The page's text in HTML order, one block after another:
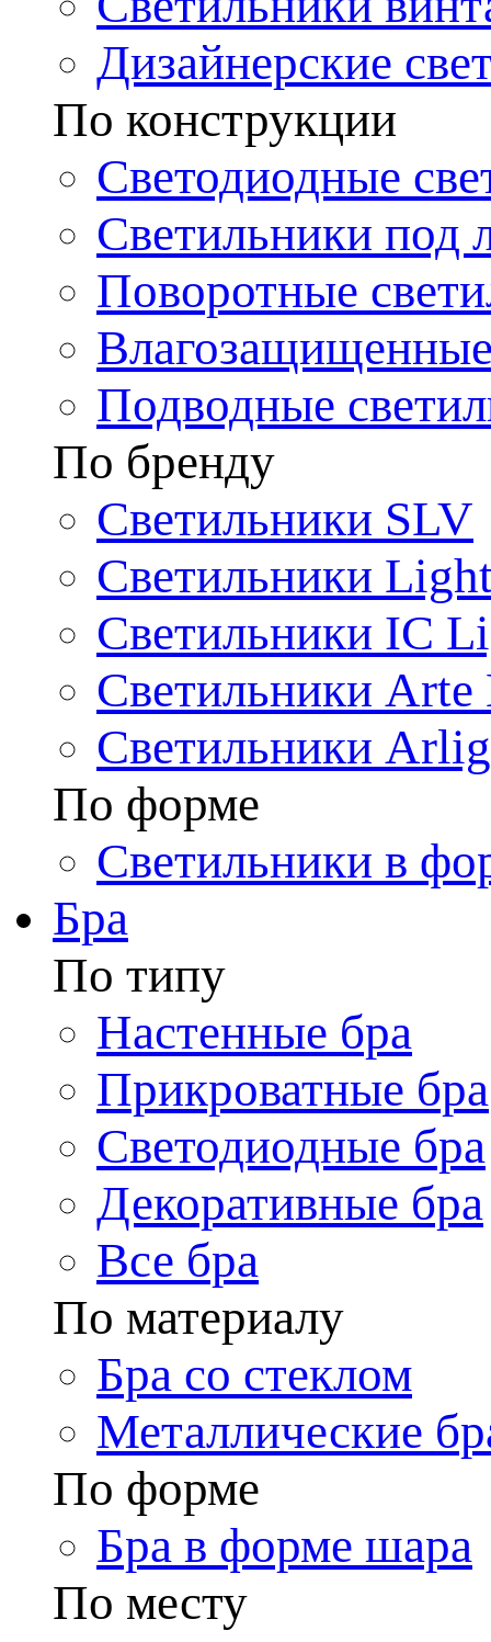
Дизайнерские
По конструкции
Светодиодные
Светильники под
Поворотные
Подводные
По бренду
Светильники SLV
Светильники
Светильники IC
Светильники Arte
Светильники
По форме
Светильники в
Бра
По типу
Настенные бра
Прикроватные бра
Светодиодные бра
Декоративные бра
Все бра
По материалу
Бра со стеклом
Металлические
По форме
Бра в форме шара
По месту